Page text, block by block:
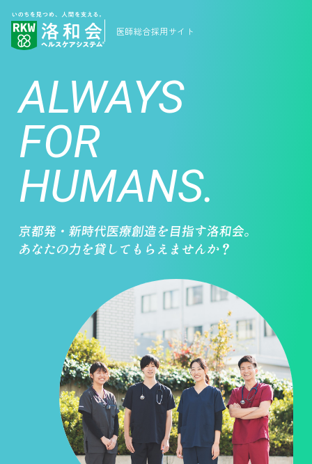
医師総合採用サイト
ALWAYS
FOR
HUMANS.
京都発・新時代医療創造を目指す洛和会。
あなたの力を貸してもらえませんか？